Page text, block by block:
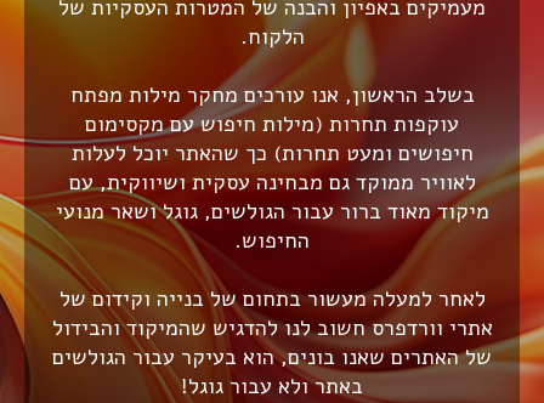
מעמיקים באפיון והבנה של המטרות העסקיות של
הלקוח.
בשלב הראשון, אנו עורכים מחקר מילות מפתח
עוקפות תחרות (מילות חיפוש עם מקסימום
חיפושים ומעט תחרות) כך שהאתר יוכל לעלות
לאוויר ממוקד גם מבחינה עסקית ושיווקית, עם
מיקוד מאוד ברור עבור הגולשים, גוגל ושאר מנועי
החיפוש.
לאחר למעלה מעשור בתחום של בנייה וקידום של
אתרי וורדפרס חשוב לנו להדגיש שהמיקוד והבידול
של האתרים שאנו בונים, הוא בעיקר עבור הגולשים
באתר ולא עבור גוגל!